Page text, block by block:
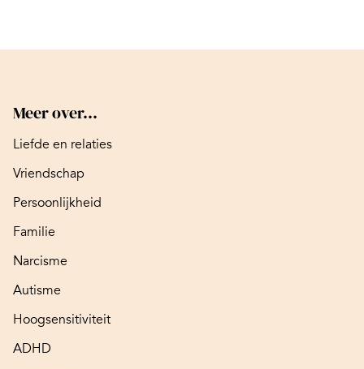
Meer over...
Liefde en relaties
Vriendschap
Persoonlijkheid
Familie
Narcisme
Autisme
Hoogsensitiviteit
ADHD